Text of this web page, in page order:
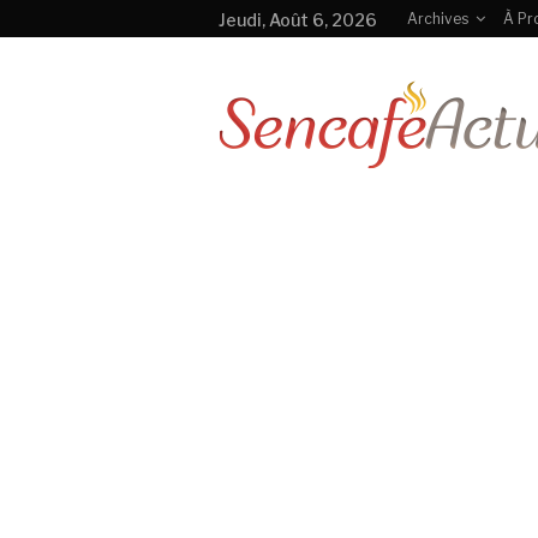
Jeudi, Août 6, 2026 Archives À